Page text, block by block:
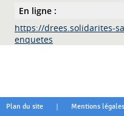
En ligne :
https://drees.solidarites-
enquetes
Plan du site | Mentions légales